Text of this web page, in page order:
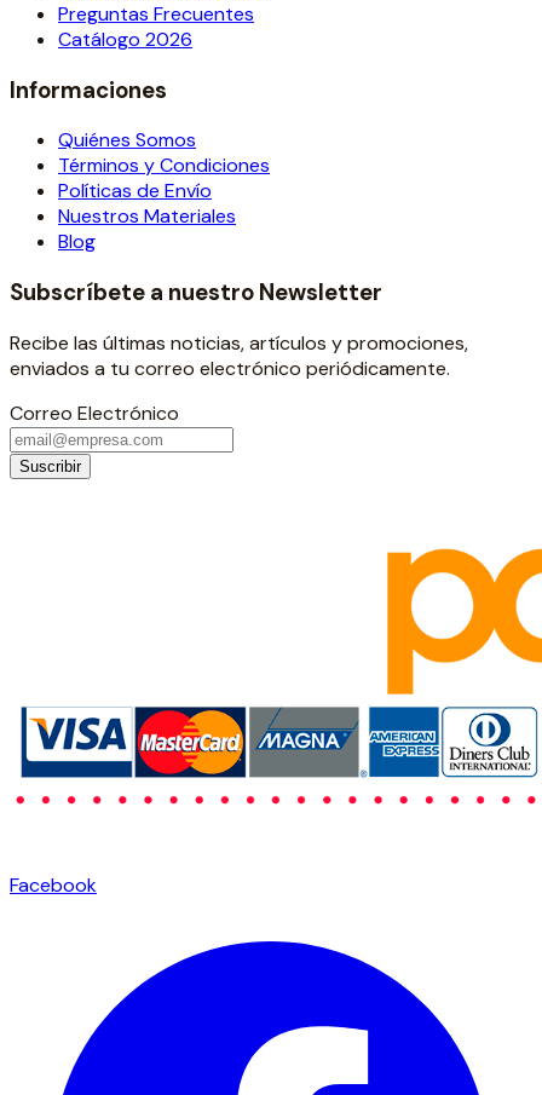
Preguntas Frecuentes
Catálogo 2026
Informaciones
Quiénes Somos
Términos y Condiciones
Políticas de Envío
Nuestros Materiales
Blog
Subscríbete a nuestro Newsletter
Recibe las últimas noticias, artículos y promociones,
enviados a tu correo electrónico periódicamente.
Correo Electrónico
Suscribir
Facebook